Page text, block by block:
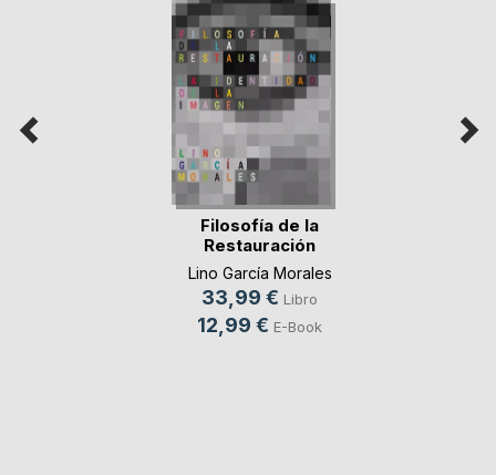
Filosofía de la
Restauración
Lino García Morales
33,99 € Libro
12,99 € E-Book